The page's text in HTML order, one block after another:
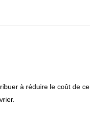
à réduire le coût de ce